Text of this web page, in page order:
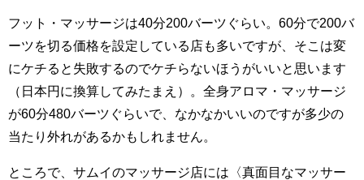
フット・マッサージは40分200バーツぐらい。60分で200バ
ーツを切る価格を設定している店も多いですが、そこは変
にケチると失敗するのでケチらないほうがいいと思います
（日本円に換算してみたまえ）。全身アロマ・マッサージ
が60分480バーツぐらいで、なかなかいいのですが多少の
当たり外れがあるかもしれません。
ところで、サムイのマッサージ店には〈真面目なマッサー